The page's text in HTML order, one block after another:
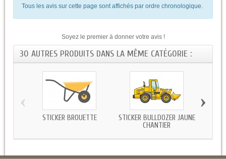
Tous les avis sur cette page sont affichés par ordre chronologique.
Soyez le premier à donner votre avis !
30 AUTRES PRODUITS DANS LA MÊME CATÉGORIE :
STICKER BROUETTE
STICKER BULLDOZER JAUNE
CHANTIER
‹ ›